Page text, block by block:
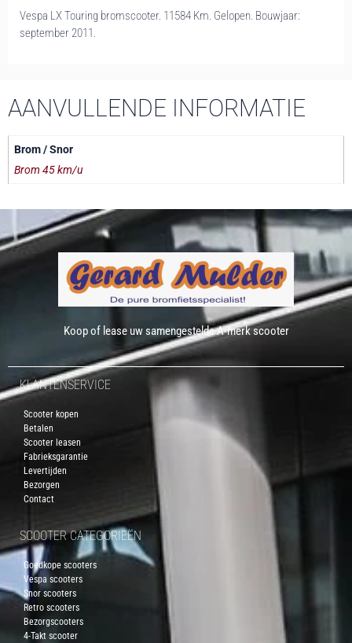
Vespa LX Touring bromscooter. 11584 Km. Gelopen. Bouwjaar:
september 2011.
AANVULLENDE INFORMATIE
Brom / Snor
Brom 45 km/u
Koop of lease uw samengestelde A-merk scooter
KLANTENSERVICE
Scooter kopen
Betalen
Scooter leasen
Fabrieksgarantie
Levertijden
Bezorgen
Contact
SCOOTER CATEGORIEËN
Goedkope scooters
Vespa scooters
Snor scooters
Retro scooters
Bezorgscooters
4-Takt scooter